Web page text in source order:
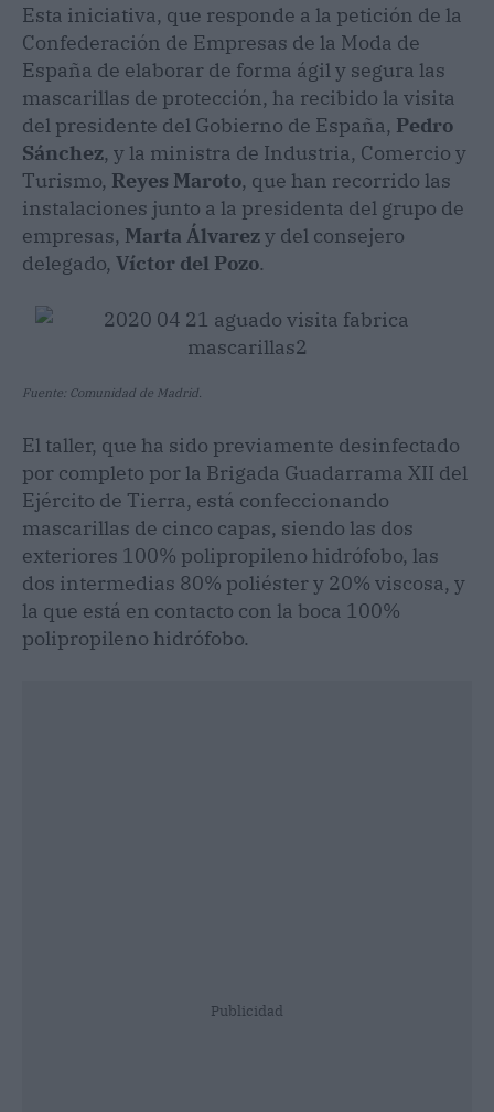
Esta iniciativa, que responde a la petición de la
Confederación de Empresas de la Moda de
España de elaborar de forma ágil y segura las
mascarillas de protección, ha recibido la visita
del presidente del Gobierno de España, Pedro
Sánchez, y la ministra de Industria, Comercio y
Turismo, Reyes Maroto, que han recorrido las
instalaciones junto a la presidenta del grupo de
empresas, Marta Álvarezy del consejero
delegado, Víctor del Pozo.
Fuente: Comunidad de Madrid.
El taller, que ha sido previamente desinfectado
por completo por la Brigada Guadarrama XII del
Ejército de Tierra, está confeccionando
mascarillas de cinco capas, siendo las dos
exteriores 100% polipropileno hidrófobo, las
dos intermedias 80% poliéster y 20% viscosa, y
la que está en contacto con la boca 100%
polipropileno hidrófobo.
Publicidad